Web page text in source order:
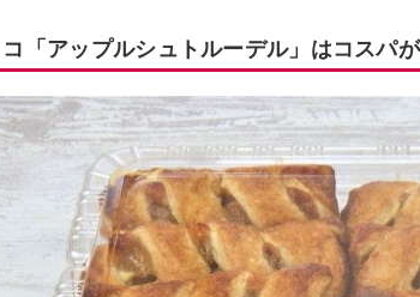
コ「アップルシュトルーデル」はコスパ